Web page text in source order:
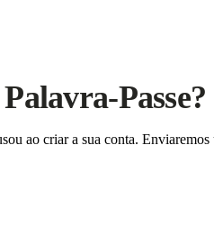
Passe?
ao criar a sua conta.